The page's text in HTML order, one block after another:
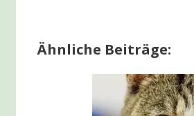
Ähnliche Beiträge: